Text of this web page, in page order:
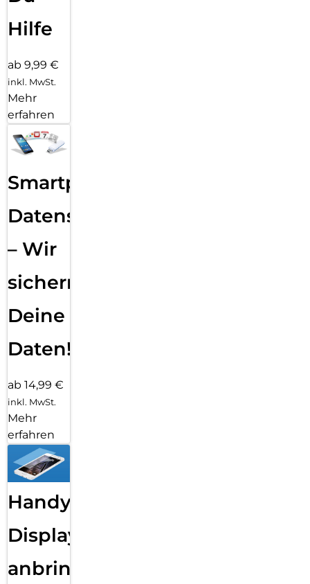
Hilfe
ab 9,99 €
inkl. MwSt.
Mehr
erfahren
Smartphone
Datensicherung
– Wir
sichern
Deine
Daten!
ab 14,99 €
inkl. MwSt.
Mehr
erfahren
Handy
Displayfolie
anbringen